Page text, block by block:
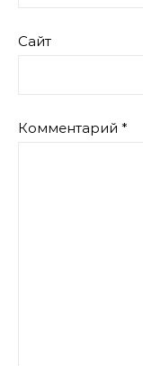
Сайт
Комментарий *